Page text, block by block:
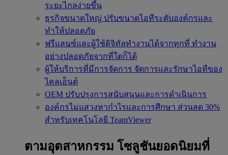
ระยะไกลง่ายขึ้น
ธุรกิจขนาดใหญ่ ปรับขนาดไอทีระดับองค์กรและ
ทำให้ปลอดภัย
ฟรีแลนซ์และผู้ใช้ดิจิทัลทำงานได้จากทุกที่ ทำงาน
อย่างปลอดภัยจากที่ใดก็ได้
ผู้ให้บริการที่มีการจัดการ จัดการและรักษาไอทีของ
ไคลเอ็นต์
OEM ปรับปรุงการสนับสนุนและการดำเนินการ
องค์กรไม่แสวงหากำไรและการศึกษา ส่วนลด 30%
สำหรับเทคโนโลยี TeamViewer
ตามอุตสาหกรรม โซลูชันยอดนิยมที่